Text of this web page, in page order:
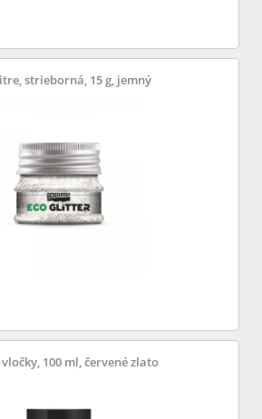
strieborná, 15 g, jemný
100 ml, červené zlato